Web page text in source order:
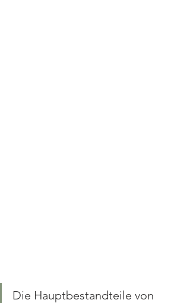
Die Hauptbestandteile von